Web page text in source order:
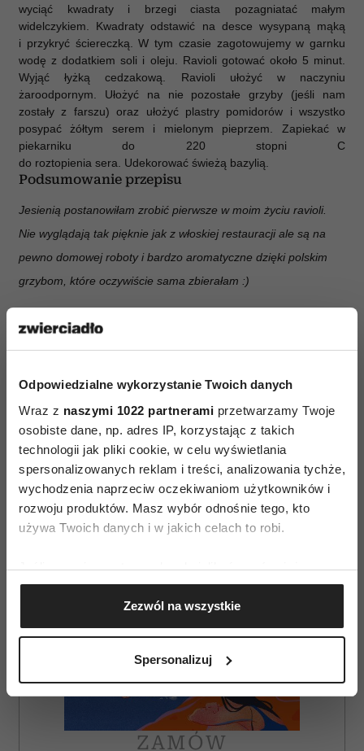
Odpowiedzialne wykorzystanie Twoich danych
Wraz z naszymi 1022 partnerami przetwarzamy Twoje
osobiste dane, np. adres IP, korzystając z takich
technologii jak pliki cookie, w celu wyświetlania
spersonalizowanych reklam i treści, analizowania tychże,
wychodzenia naprzeciw oczekiwaniom użytkowników i
rozwoju produktów. Masz wybór odnośnie tego, kto
używa Twoich danych i w jakich celach to robi.
Jeśli wyrazisz na to zgodę, chcielibyśmy również:
Gromadzić dane dotyczące Twojej lokalizacji
geograficznej z dokładnością nawet do kilku metrów
Identyfikować Twoje urządzenie, aktywnie
(fingerprinting, czyli wirtualny odcisk palca)
dane są przetwarzane oraz ustaw własne preferencje w
sekcji szczegółów. W Deklaracji plików cookie możesz
zmienić lub wycofać swoją zgodę w dowolnej chwili.
Zezwól na wszystkie
Spersonalizuj
wyciąć kwadraty i brzegi ciasta pozagniatać małym
widelczykiem. Kwadraty odstawić na desce wysypaną mąką
i przykryć ściereczką. W tym czasie zagotowujemy w garnku
wodę z dodatkiem soli i oleju. Ravioli gotować około 5 minut.
Wyjąć łyżkącedzakową. Ravioli ułożyć w naczyniu
żaroodpornym. Ułożyć na nie pozostałe grzyby (jeśli nam
zostały z farszu) oraz ułożyć plastry pomidorów i wszystko
posypać żółtym serem i mielonym pieprzem. Zapiekać w
piekarniku do 220 stopni C
do roztopienia sera. Udekorować świeżą bazylią.
Podsumowanie przepisu
Jesienią postanowiłam zrobić pierwsze w moim życiu ravioli.
Nie wyglądają tak pięknie jak z włoskiej restauracji ale są na
pewno domowej roboty i bardzo aromatyczne dzięki polskim
grzybom, które oczywiście sama zbierałam :)
AUTOPROMOCJA
ZAMÓW